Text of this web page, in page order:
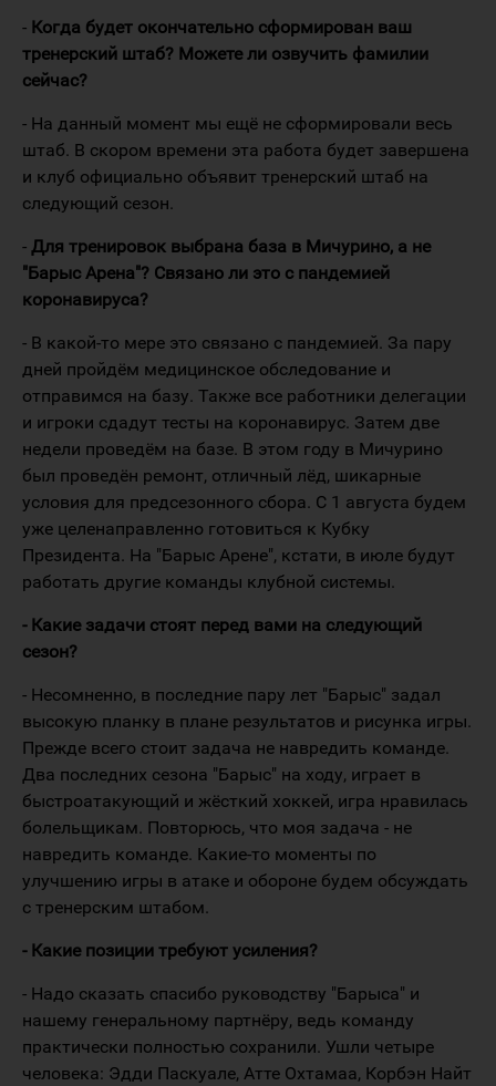
- Когда будет окончательно сформирован ваш
тренерский штаб? Можете ли озвучить фамилии
сейчас?
- На данный момент мы ещё не сформировали весь
штаб. В скором времени эта работа будет завершена
и клуб официально объявит тренерский штаб на
следующий сезон.
- Для тренировок выбрана база в Мичурино, а не
"Барыс Арена"? Связано ли это с пандемией
коронавируса?
- В какой-то мере это связано с пандемией. За пару
дней пройдём медицинское обследование и
отправимся на базу. Также все работники делегации
и игроки сдадут тесты на коронавирус. Затем две
недели проведём на базе. В этом году в Мичурино
был проведён ремонт, отличный лёд, шикарные
условия для предсезонного сбора. С 1 августа будем
уже целенаправленно готовиться к Кубку
Президента. На "Барыс Арене", кстати, в июле будут
работать другие команды клубной системы.
- Какие задачи стоят перед вами на следующий
сезон?
- Несомненно, в последние пару лет "Барыс" задал
высокую планку в плане результатов и рисунка игры.
Прежде всего стоит задача не навредить команде.
Два последних сезона "Барыс" на ходу, играет в
быстроатакующий и жёсткий хоккей, игра нравилась
болельщикам. Повторюсь, что моя задача - не
навредить команде. Какие-то моменты по
улучшению игры в атаке и обороне будем обсуждать
с тренерским штабом.
- Какие позиции требуют усиления?
- Надо сказать спасибо руководству "Барыса" и
нашему генеральному партнёру, ведь команду
практически полностью сохранили. Ушли четыре
человека: Эдди Паскуале, Атте Охтамаа, Корбэн Найт